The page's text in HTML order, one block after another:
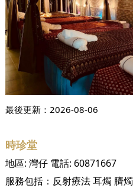
最後更新： 2026-08-06
時珍堂
地區: 灣仔電話: 60871667
服務包括： 反射療法耳燭 臍燭